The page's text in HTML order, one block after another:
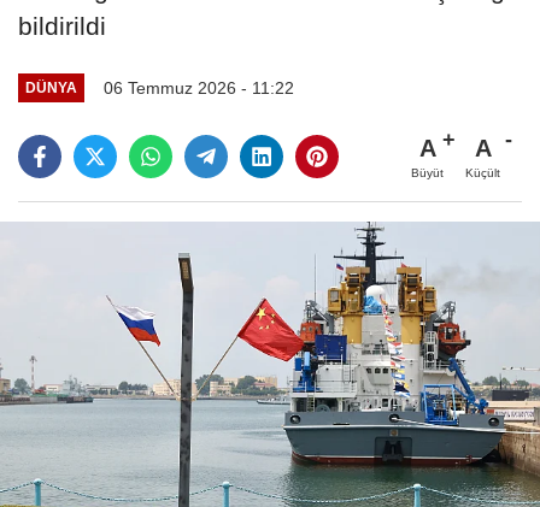
bildirildi
DÜNYA 06 Temmuz 2026 - 11:22
A
Büyüt
A
Küçült